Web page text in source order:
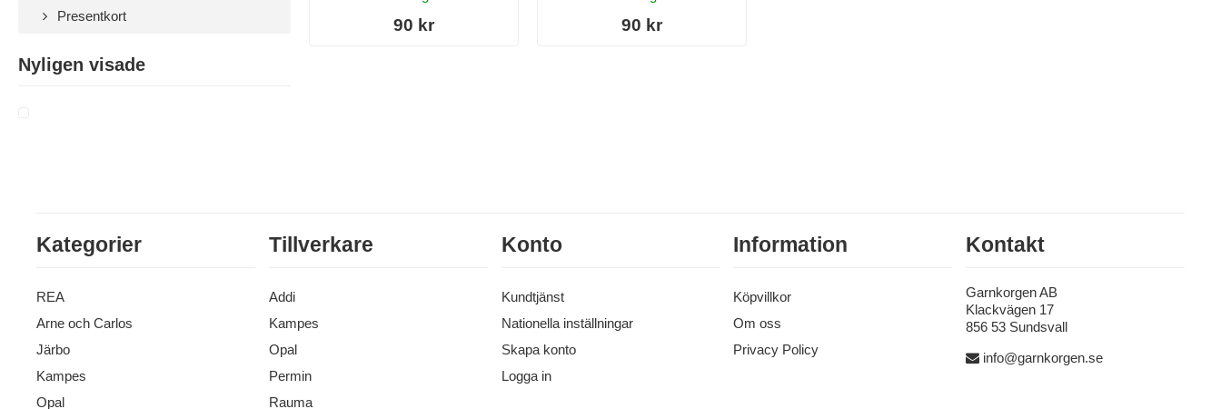
Presentkort
Nyligen visade
90 kr 90 kr
Kategorier
REA
Arne och Carlos
Järbo
Kampes
Opal
Tillverkare
Addi
Kampes
Opal
Permin
Rauma
Konto
Kundtjänst
Nationella inställningar
Skapa konto
Logga in
Information
Köpvillkor
Om oss
Privacy Policy
Kontakt
Garnkorgen AB
Klackvägen 17
856 53 Sundsvall
info@garnkorgen.se